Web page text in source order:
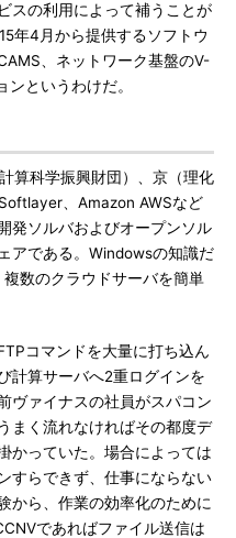
スの利用によって補うことが
年4月から提供するソフトウ
、ネットワーク基盤のV-
というわけだ。
算科学振興財団）、京（理化
、Amazon AWSなど
発ソルバおよびオープンソル
アである。Windowsの知識だ
数のクラウドサーバを簡単
コマンドを大量に打ち込ん
計算サーバへ2重ログインを
ヴァイナスの社員がスパコン
まく流れなければその都度デ
かっていた。場合によっては
すらできず、仕事にならない
から、作業の効率化のために
であればファイル送信は